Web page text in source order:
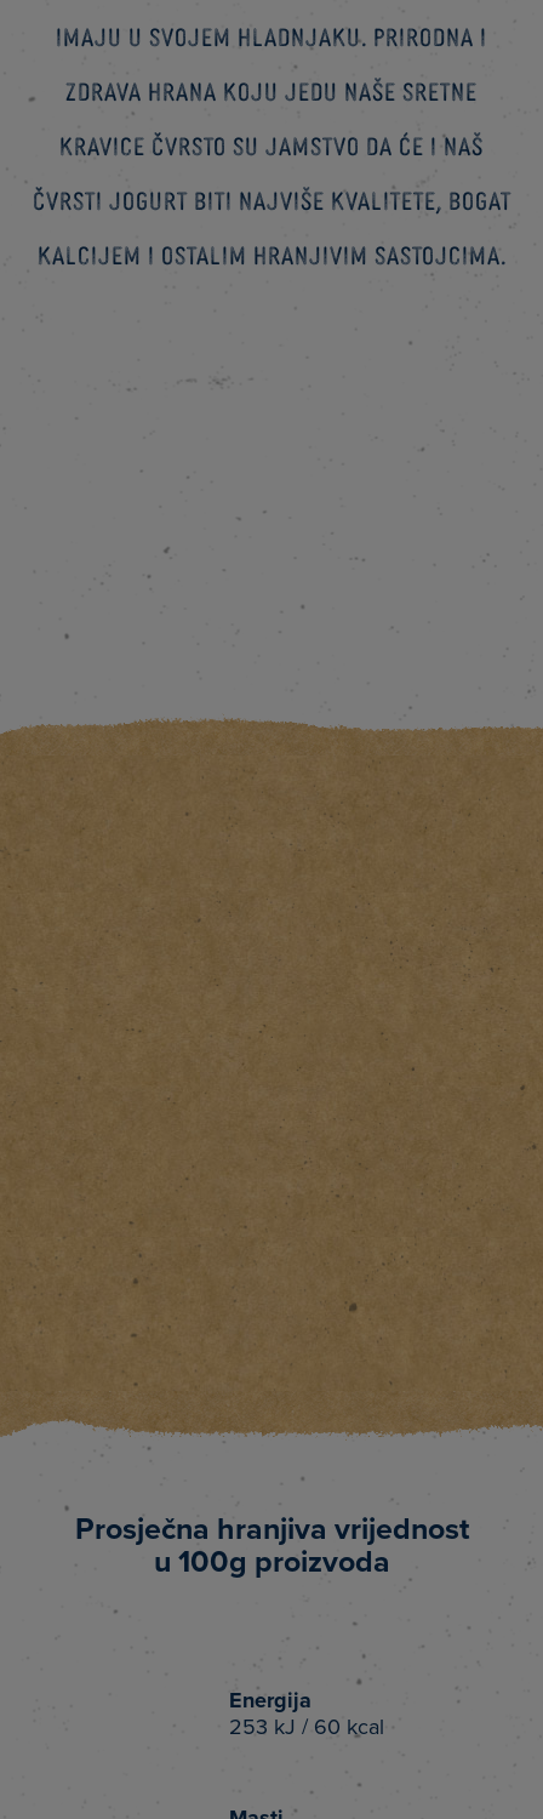
imaju u svojem hladnjaku. Prirodna i
zdrava hrana koju jedu naše sretne
kravice čvrsto su jamstvo da će i naš
Čvrsti jogurt biti najviše kvalitete, bogat
kalcijem i ostalim hranjivim sastojcima.
Prosječna hranjiva vrijednost
u 100g proizvoda
Energija
253 kJ / 60 kcal